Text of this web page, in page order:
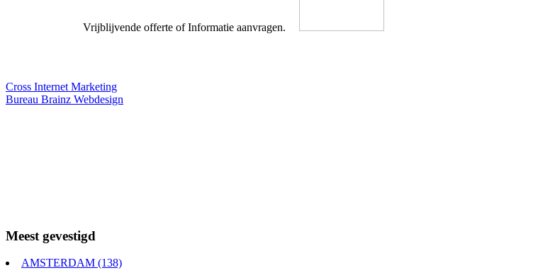
Vrijblijvende offerte of Informatie aanvragen.
Cross Internet Marketing
Bureau Brainz Webdesign
Meest gevestigd
AMSTERDAM (138)